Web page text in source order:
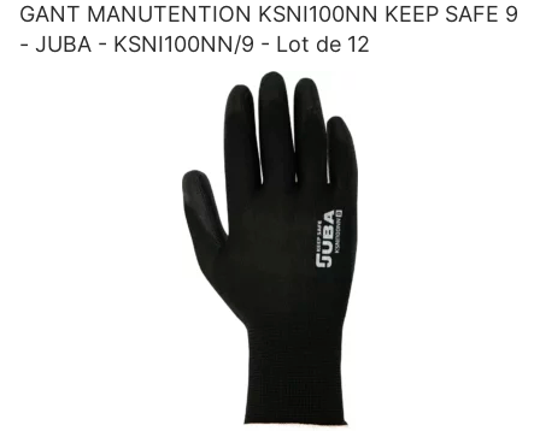
12
GANT MANUTENTION KSNI100NN KEEP SAFE 9
- JUBA - KSNI100NN/9 - Lot de 12